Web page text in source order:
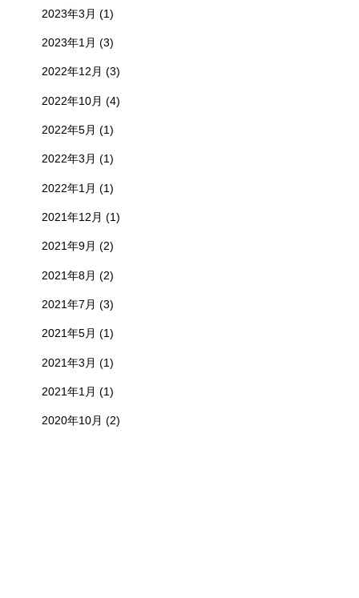
2023年3月 (1)
2023年1月 (3)
2022年12月 (3)
2022年10月 (4)
2022年5月 (1)
2022年3月 (1)
2022年1月 (1)
2021年12月 (1)
2021年9月 (2)
2021年8月 (2)
2021年7月 (3)
2021年5月 (1)
2021年3月 (1)
2021年1月 (1)
2020年10月 (2)